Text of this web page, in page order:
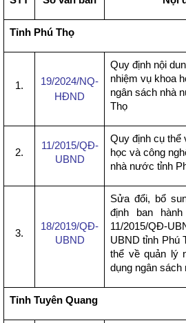
Tỉnh Phú Thọ
1.
19/2024/NQ-
HĐND
Quy định nội
nhiệm vụ khoa
ngân sách nhà
Thọ
2.
11/2015/QĐ-
UBND
Quy định cụ thể
học và công
nhà nước tỉnh
3.
18/2019/QĐ-
UBND
Sửa đổi, bổ
định ban
11/2015/QĐ-
UBND tỉnh Phú
thể về quản lý
dụng ngân
Tỉnh Tuyên Quang